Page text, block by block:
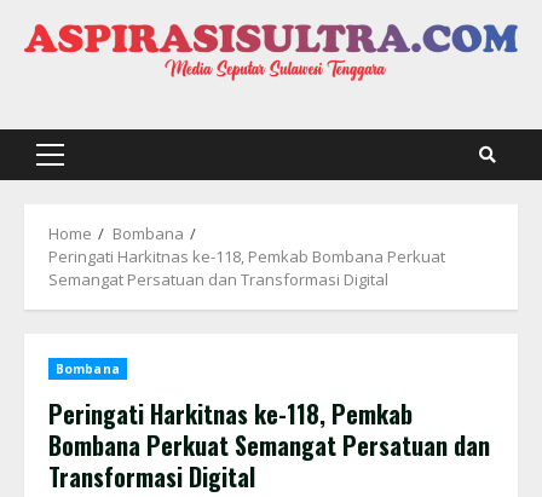
Primary
Home
Bombana
Peringati Harkitnas ke-118, Pemkab Bombana Perkuat
Semangat Persatuan dan Transformasi Digital
Bombana
Peringati Harkitnas ke-118, Pemkab
Bombana Perkuat Semangat Persatuan dan
Transformasi Digital